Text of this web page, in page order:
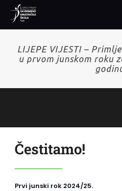
LIJEPE VIJESTI –
u prvom junskom roku
Čestitamo!
Prvi junski rok 2024/25.